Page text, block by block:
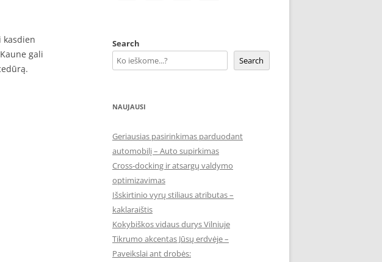
kasdien
gali
Search
Search
NAUJAUSI
Geriausias pasirinkimas parduodant
automobilį – Auto supirkimas
Cross-docking ir atsargų valdymo
optimizavimas
Išskirtinio vyrų stiliaus atributas –
kaklaraištis
Kokybiškos vidaus durys Vilniuje
Tikrumo akcentas Jūsų erdvėje –
Paveikslai ant drobės: